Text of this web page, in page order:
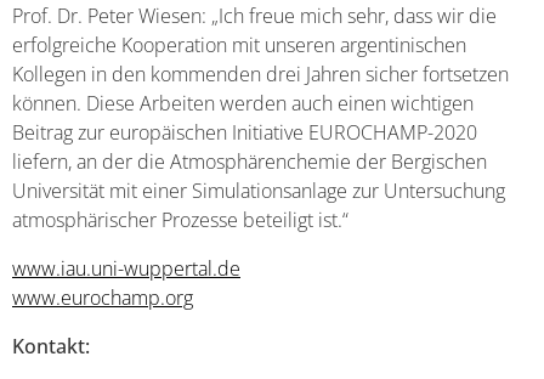
Prof. Dr. Peter Wiesen: „Ich freue mich sehr, dass wir die
erfolgreiche Kooperation mit unseren argentinischen
Kollegen in den kommenden drei Jahren sicher fortsetzen
können. Diese Arbeiten werden auch einen wichtigen
Beitrag zur europäischen Initiative EUROCHAMP-2020
liefern, an der die Atmosphärenchemie der Bergischen
Universität mit einer Simulationsanlage zur Untersuchung
atmosphärischer Prozesse beteiligt ist.“
www.iau.uni-wuppertal.de
www.eurochamp.org
Kontakt: